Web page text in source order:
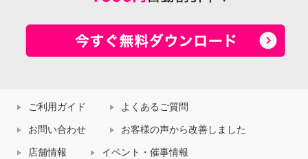
ご利用ガイド よくあるご質問
お問い合わせ お客様の声から改善しました
店舗情報 イベント・催事情報